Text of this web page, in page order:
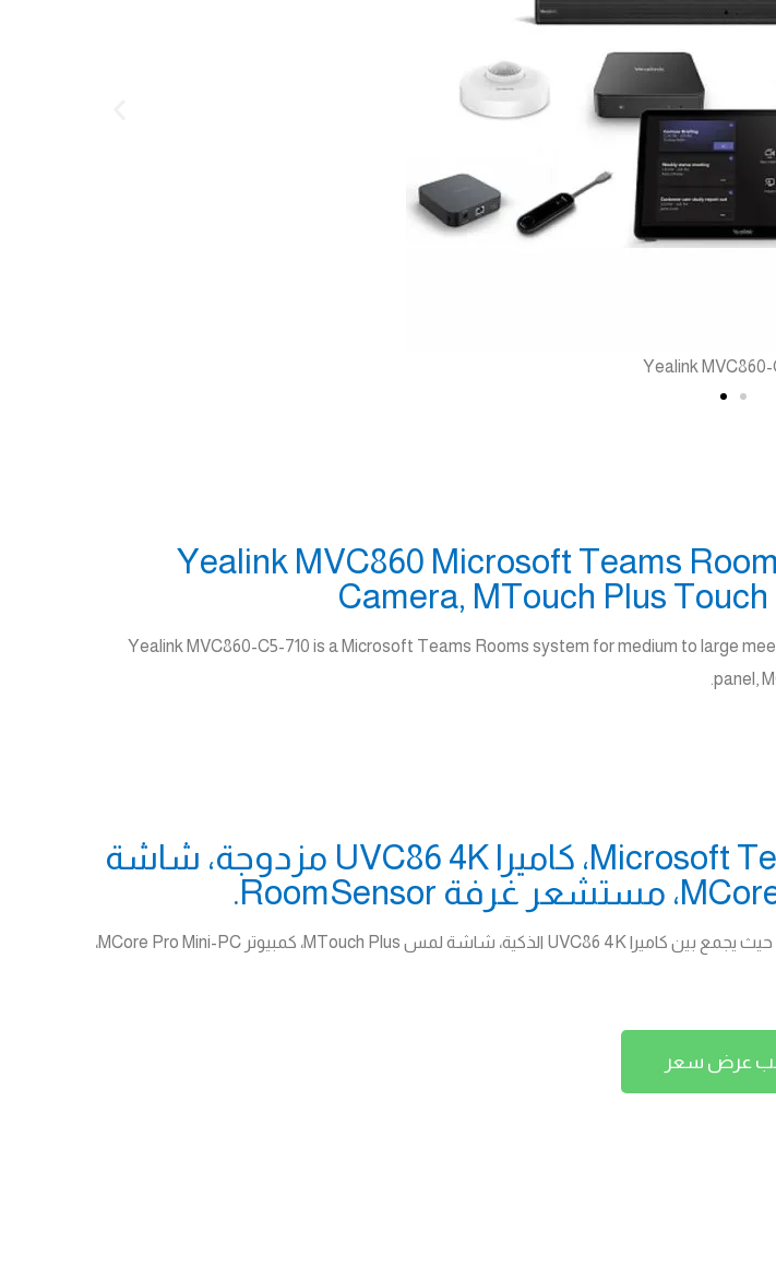
Yealink MVC860-
Yealink MVC860 Microsoft Teams
Camera, MTouch Plus
Yealink MVC860-C5-710 is a Microsoft Teams Rooms system for medium to large
panel,
يالينك MVC860، نظام غرفة اجتماعات Microsoft Teams، كاميرا UVC86 4K مزدوجة، شاشة
يعد نظام يالينك MVC860-C5-710 حل متكامل لغرف الاجتماعات المتوسطة إلى الكبيرة، حيث يجمع بين كاميرا UVC86 4K الذكية، شاشة لمس MTouch Plus، كمبيوتر MCore Pro Mini-PC،
عرض سعر